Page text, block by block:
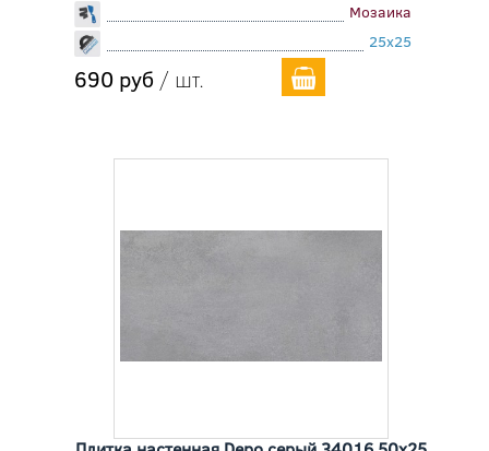
Мозаика
25x25
690 руб / шт.